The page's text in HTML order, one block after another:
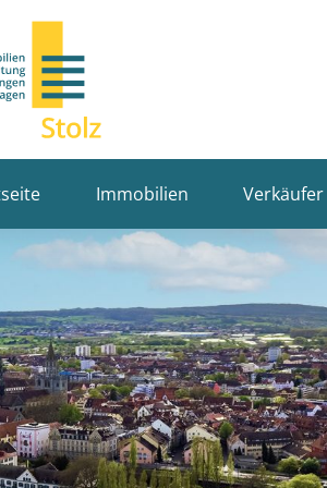
Immobilien Verkäufer